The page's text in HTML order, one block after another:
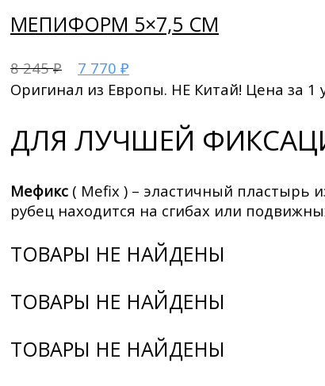
МЕПИФОРМ 5×7,5 СМ
8 245₽ 7 770 ₽
Оригинал из Европы. НЕ Китай! Цена за 1
ДЛЯ ЛУЧШЕЙ
Мефикс ( Mefix ) – эластичный пластырь
рубец находится на сгибах или
ТОВАРЫ НЕ НАЙДЕНЫ
ТОВАРЫ НЕ НАЙДЕНЫ
ТОВАРЫ НЕ НАЙДЕНЫ